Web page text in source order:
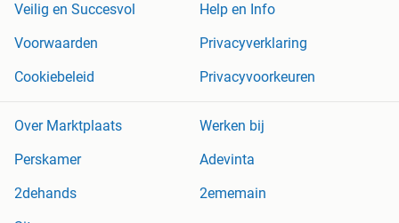
Veilig en Succesvol
Help en Info
Voorwaarden
Privacyverklaring
Cookiebeleid
Privacyvoorkeuren
Over Marktplaats
Werken bij
Perskamer
Adevinta
2dehands
2ememain